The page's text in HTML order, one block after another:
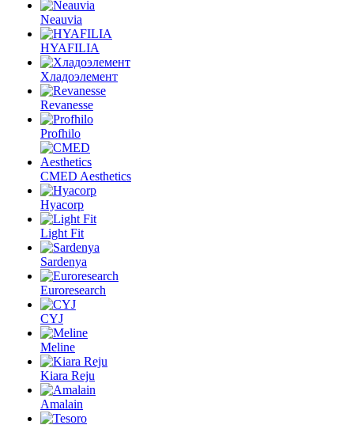
Neauvia
HYAFILIA
Хладоэлемент
Revanesse
Profhilo
CMED Aesthetics
Hyacorp
Light Fit
Sardenya
Euroresearch
CYJ
Meline
Kiara Reju
Amalain